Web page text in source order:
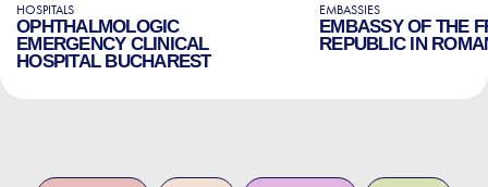
HOSPITALS
OPHTHALMOLOGIC
EMERGENCY CLINICAL
HOSPITAL BUCHAREST
EMBASSIES
EMBASSY OF THE
REPUBLIC IN